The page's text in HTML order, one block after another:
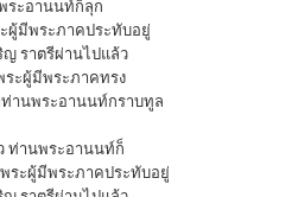
ระอานนท์ก็ลุก
ผู้มีพระภาคประทับอยู่
ราตรีผ่านไปแล้ว
ะผู้มีพระภาคทรง
านพระอานนท์กราบทูล
ท่านพระอานนท์ก็
ระผู้มีพระภาคประทับอยู่